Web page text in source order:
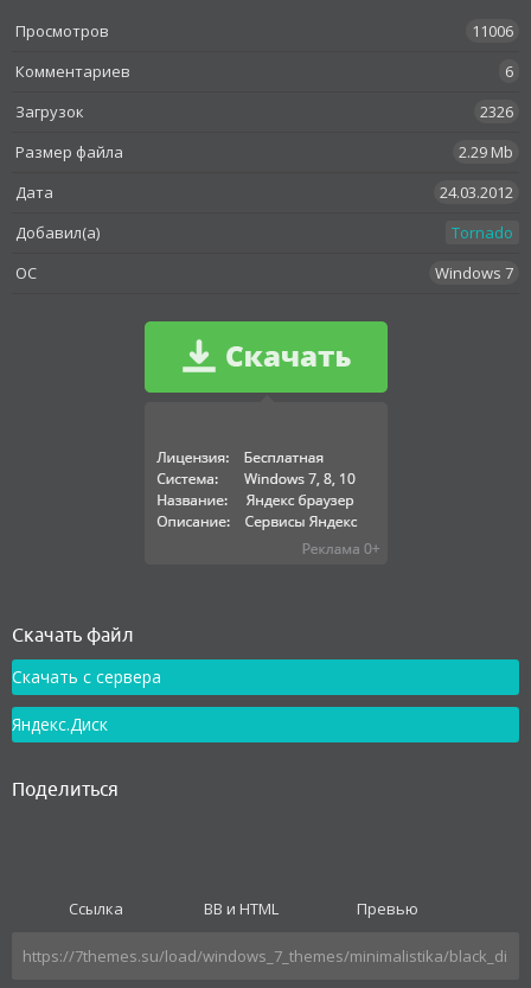
Просмотров
11006
Комментариев
6
Загрузок
2326
Размер файла
2.29 Mb
Дата
24.03.2012
Добавил(а)
Tornado
OC
Windows 7
Как установить
Скачать файл
Скачать с сервера
Яндекс.Диск
Поделиться
Ссылка BB и HTML Превью